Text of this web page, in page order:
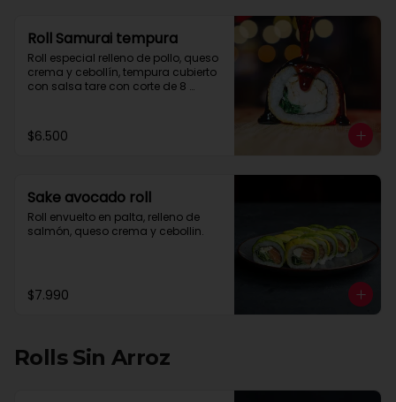
Roll Samurai tempura
Roll especial relleno de pollo, queso
crema y cebollín, tempura cubierto
con salsa tare con corte de 8
$6.500
Sake avocado roll
Roll envuelto en palta, relleno de
salmón, queso crema y cebollin.
$7.990
Rolls Sin Arroz